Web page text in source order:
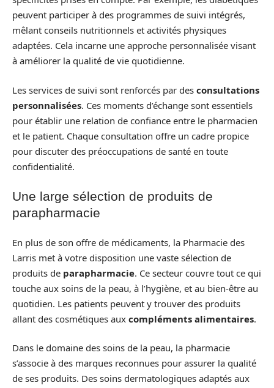
peuvent participer à des programmes de suivi intégrés,
mêlant conseils nutritionnels et activités physiques
adaptées. Cela incarne une approche personnalisée visant
à améliorer la qualité de vie quotidienne.
Les services de suivi sont renforcés par des consultations
personnalisées. Ces moments d’échange sont essentiels
pour établir une relation de confiance entre le pharmacien
et le patient. Chaque consultation offre un cadre propice
pour discuter des préoccupations de santé en toute
confidentialité.
Une large sélection de produits de
parapharmacie
En plus de son offre de médicaments, la Pharmacie des
Larris met à votre disposition une vaste sélection de
produits de parapharmacie. Ce secteur couvre tout ce qui
touche aux soins de la peau, à l’hygiène, et au bien-être au
quotidien. Les patients peuvent y trouver des produits
allant des cosmétiques aux compléments alimentaires.
Dans le domaine des soins de la peau, la pharmacie
s’associe à des marques reconnues pour assurer la qualité
de ses produits. Des soins dermatologiques adaptés aux